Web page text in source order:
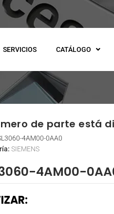
SERVICIOS CATÁLOGO
de parte está
4AM00-0AA0
SIEMENS
4AM00-